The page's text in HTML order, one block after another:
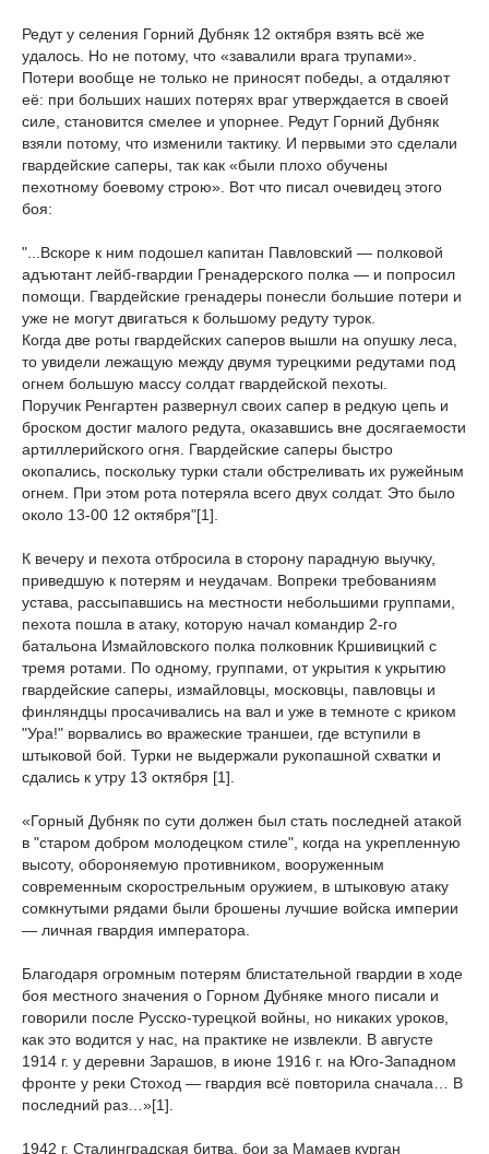
Редут у селения Горний Дубняк 12 октября взять всё же
удалось. Но не потому, что «завалили врага трупами».
Потери вообще не только не приносят победы, а отдаляют
её: при больших наших потерях враг утверждается в своей
силе, становится смелее и упорнее. Редут Горний Дубняк
взяли потому, что изменили тактику. И первыми это сделали
гвардейские саперы, так как «были плохо обучены
пехотному боевому строю». Вот что писал очевидец этого
боя:
"...Вскоре к ним подошел капитан Павловский — полковой
адъютант лейб-гвардии Гренадерского полка — и попросил
помощи. Гвардейские гренадеры понесли большие потери и
уже не могут двигаться к большому редуту турок.
Когда две роты гвардейских саперов вышли на опушку леса,
то увидели лежащую между двумя турецкими редутами под
огнем большую массу солдат гвардейской пехоты.
Поручик Ренгартен развернул своих сапер в редкую цепь и
броском достиг малого редута, оказавшись вне досягаемости
артиллерийского огня. Гвардейские саперы быстро
окопались, поскольку турки стали обстреливать их ружейным
огнем. При этом рота потеряла всего двух солдат. Это было
около 13-00 12 октября"[1].
К вечеру и пехота отбросила в сторону парадную выучку,
приведшую к потерям и неудачам. Вопреки требованиям
устава, рассыпавшись на местности небольшими группами,
пехота пошла в атаку, которую начал командир 2-го
батальона Измайловского полка полковник Кршивицкий с
тремя ротами. По одному, группами, от укрытия к укрытию
гвардейские саперы, измайловцы, московцы, павловцы и
финляндцы просачивались на вал и уже в темноте с криком
"Ура!" ворвались во вражеские траншеи, где вступили в
штыковой бой. Турки не выдержали рукопашной схватки и
сдались к утру 13 октября [1].
«Горный Дубняк по сути должен был стать последней атакой
в "старом добром молодецком стиле", когда на укрепленную
высоту, обороняемую противником, вооруженным
современным скорострельным оружием, в штыковую атаку
сомкнутыми рядами были брошены лучшие войска империи
— личная гвардия императора.
Благодаря огромным потерям блистательной гвардии в ходе
боя местного значения о Горном Дубняке много писали и
говорили после Русско-турецкой войны, но никаких уроков,
как это водится у нас, на практике не извлекли. В августе
1914 г. у деревни Зарашов, в июне 1916 г. на Юго-Западном
фронте у реки Стоход — гвардия всё повторила сначала… В
последний раз…»[1].
1942 г. Сталинградская битва, бои за Мамаев курган